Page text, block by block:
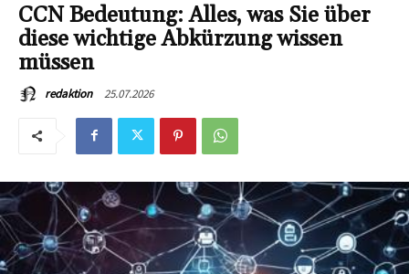
CCN Bedeutung: Alles, was Sie über
diese wichtige Abkürzung wissen
müssen
redaktion 25.07.2026